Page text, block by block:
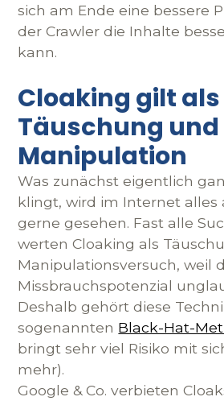
sich am Ende eine bessere
der Crawler die Inhalte
kann.
Cloaking gilt als
Täuschung und
Manipulation
Was zunächst eigentlich
klingt, wird im Internet alles
gerne gesehen. Fast alle
werten Cloaking als
Manipulationsversuch, weil
Missbrauchspotenzial
Deshalb gehört diese
sogenannten Black-Hat-
bringt sehr viel Risiko mit
mehr).
Google & Co. verbieten